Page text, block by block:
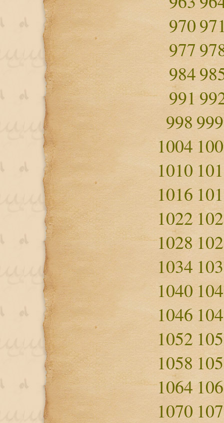
970
977
984
991
998 999
1004
1010
1016
1022
1028
1034
1040
1046
1052
1058
1064
1070